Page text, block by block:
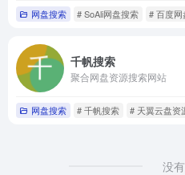
网盘搜索 # SoAli网盘搜索 # 百度
千帆搜索
聚合网盘资源搜索网站
网盘搜索 # 千帆搜索 # 天翼云盘资
没